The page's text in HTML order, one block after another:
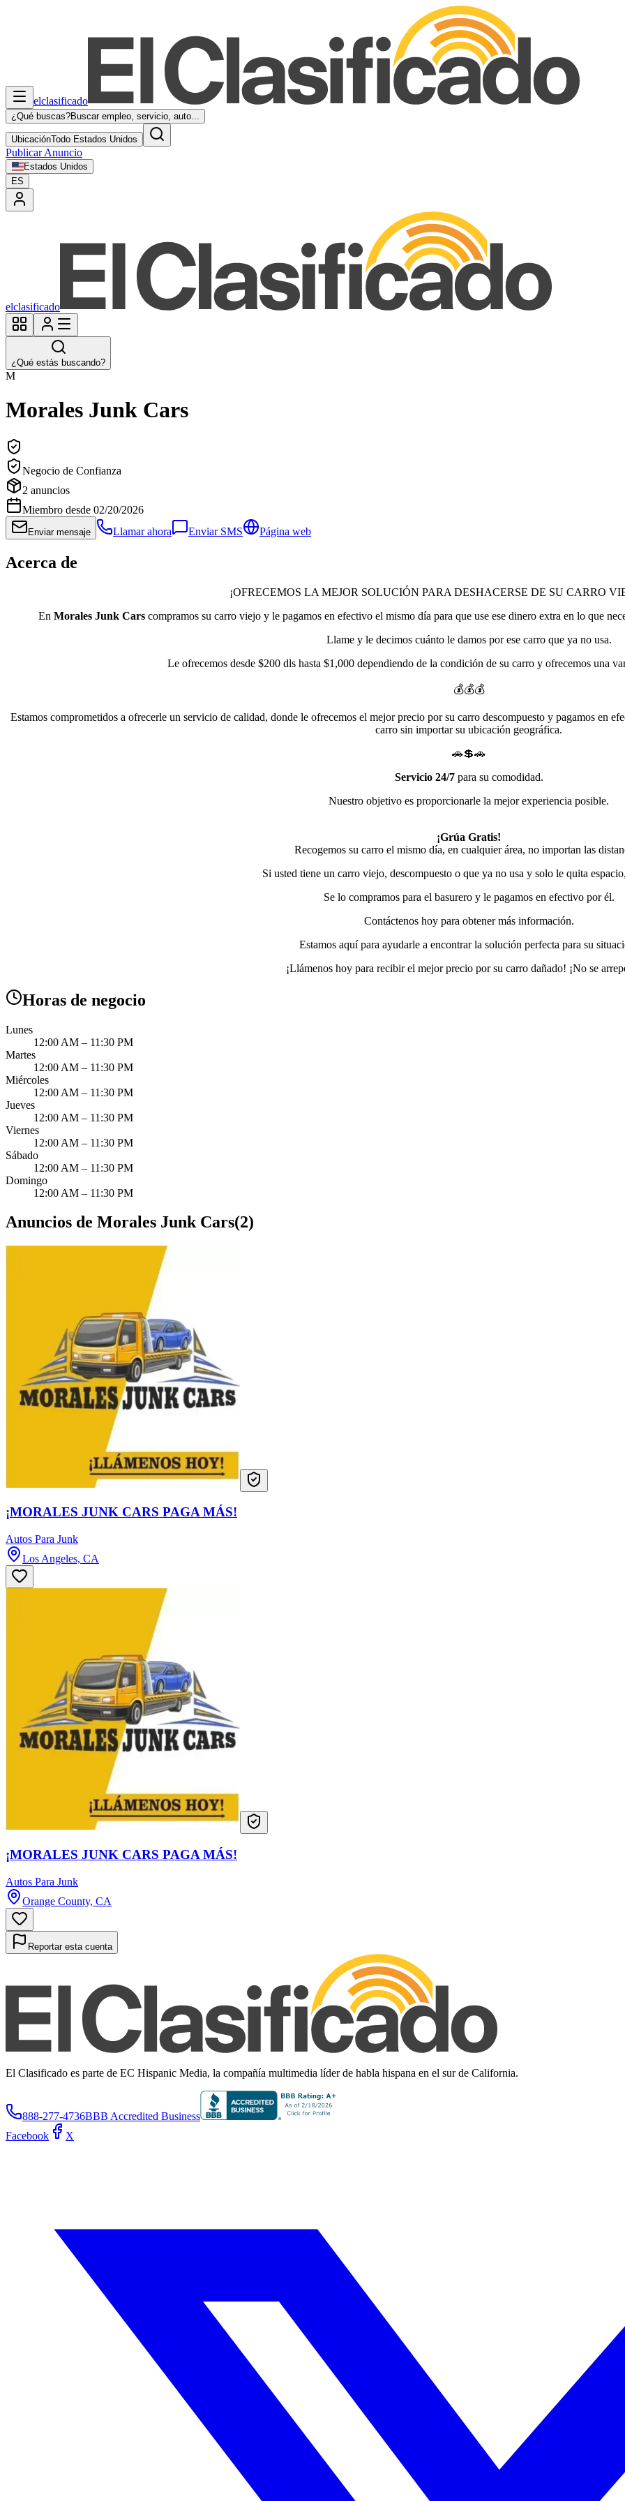
elclasificado
¿Qué buscas?Buscar empleo, servicio, auto...
UbicaciónTodo Estados Unidos
Publicar Anuncio
Estados Unidos
ES
elclasificado
¿Qué estás buscando?
M
Morales Junk Cars
Negocio de Confianza
2 anuncios
Miembro desde 02/20/2026
Enviar mensaje Llamar ahora Enviar SMS Página web
Acerca de
¡OFRECEMOS LA MEJOR SOLUCIÓN PARA DESHACERSE DE SU CARRO
En Morales Junk Cars compramos su carro viejo y le pagamos en efectivo el mismo día para que use ese dinero extra en lo que
Llame y le decimos cuánto le damos por ese carro que ya no usa.
Le ofrecemos desde $200 dls hasta $1,000 dependiendo de la condición de su carro y ofrecemos una
💰💰💰
Estamos comprometidos a ofrecerle un servicio de calidad, donde le ofrecemos el mejor precio por su carro descompuesto y pagamos en
carro sin importar su ubicación geográfica.
🚗💲🚗
Servicio 24/7 para su comodidad.
Nuestro objetivo es proporcionarle la mejor experiencia posible.
¡Grúa Gratis!
Recogemos su carro el mismo día, en cualquier área, no importan las
Si usted tiene un carro viejo, descompuesto o que ya no usa y solo le quita
Se lo compramos para el basurero y le pagamos en efectivo por él.
Contáctenos hoy para obtener más información.
Estamos aquí para ayudarle a encontrar la solución perfecta para su
¡Llámenos hoy para recibir el mejor precio por su carro dañado! ¡No se
Horas de negocio
Lunes
12:00 AM – 11:30 PM
Martes
12:00 AM – 11:30 PM
Miércoles
12:00 AM – 11:30 PM
Jueves
12:00 AM – 11:30 PM
Viernes
12:00 AM – 11:30 PM
Sábado
12:00 AM – 11:30 PM
Domingo
12:00 AM – 11:30 PM
Anuncios de Morales Junk Cars(2)
¡MORALES JUNK CARS PAGA MÁS!
Autos Para Junk
Los Angeles, CA
¡MORALES JUNK CARS PAGA MÁS!
Autos Para Junk
Orange County, CA
Reportar esta cuenta
El Clasificado es parte de EC Hispanic Media, la compañía multimedia líder de habla hispana en el sur de California.
888-277-4736BBB Accredited Business
Facebook
X